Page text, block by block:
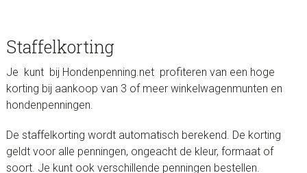
Staffelkorting
Je kunt bij Hondenpenning.net profiteren van een hoge
korting bij aankoop van 3 of meer winkelwagenmunten en
hondenpenningen.
De staffelkorting wordt automatisch berekend. De korting
geldt voor alle penningen, ongeacht de kleur, formaat of
soort. Je kunt ook verschillende penningen bestellen.